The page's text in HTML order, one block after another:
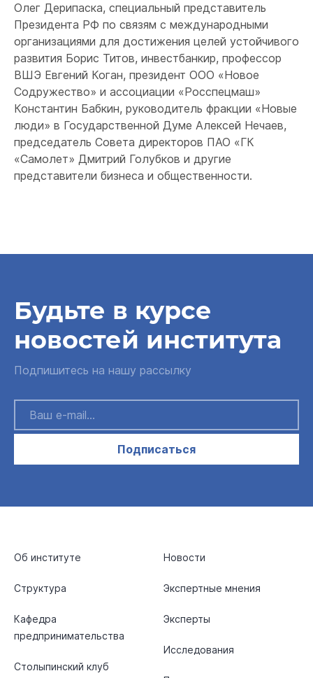
Олег Дерипаска, специальный представитель
Президента РФ по связям c международными
организациями для достижения целей устойчивого
развития Борис Титов, инвестбанкир, профессор
ВШЭ Евгений Коган, президент ООО «Новое
Содружество» и ассоциации «Росспецмаш»
Константин Бабкин, руководитель фракции «Новые
люди» в Государственной Думе Алексей Нечаев,
председатель Совета директоров ПАО «ГК
«Самолет» Дмитрий Голубков и другие
представители бизнеса и общественности.
Будьте в курсе
новостей института
Подпишитесь на нашу рассылку
Подписаться
Об институте
Структура
Кафедра
предпринимательства
Столыпинский клуб
Новости
Экспертные мнения
Эксперты
Исследования